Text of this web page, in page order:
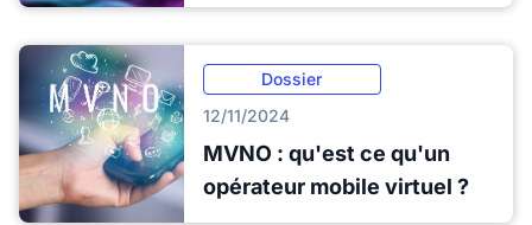
Dossier
12/11/2024
MVNO : qu'est ce qu'un
opérateur mobile virtuel ?